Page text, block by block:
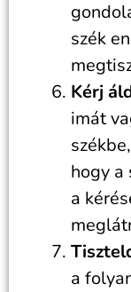
szék
Kérj
imát
hogy a
a
a